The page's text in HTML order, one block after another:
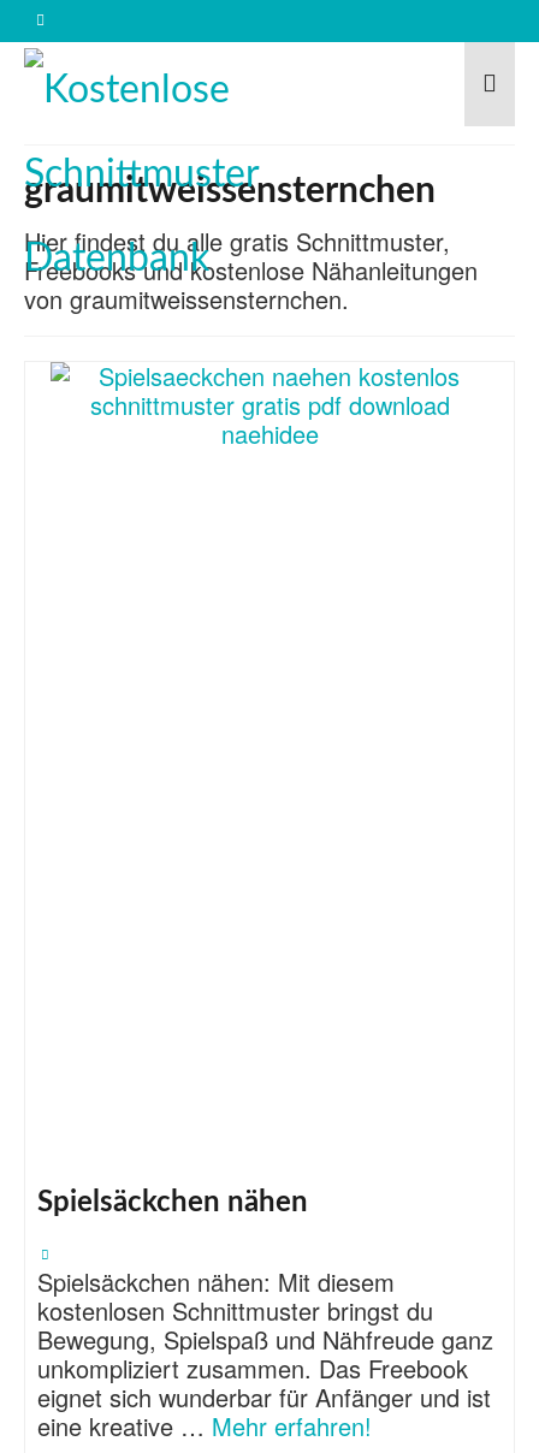
graumitweissensternchen
Hier findest du alle gratis Schnittmuster,
Freebooks und kostenlose Nähanleitungen
von graumitweissensternchen.
Spielsäckchen nähen
Spielsäckchen nähen: Mit diesem
kostenlosen Schnittmuster bringst du
Bewegung, Spielspaß und Nähfreude ganz
unkompliziert zusammen. Das Freebook
eignet sich wunderbar für Anfänger und ist
eine kreative … Mehr erfahren!